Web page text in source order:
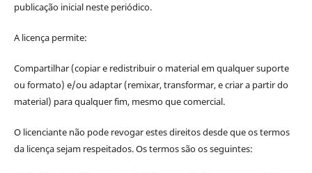
publicação inicial neste periódico.
A licença permite:
Compartilhar (copiar e redistribuir o material em qualquer suporte
ou formato) e/ou adaptar (remixar, transformar, e criar a partir do
material) para qualquer fim, mesmo que comercial.
O licenciante não pode revogar estes direitos desde que os termos
da licença sejam respeitados. Os termos são os seguintes: